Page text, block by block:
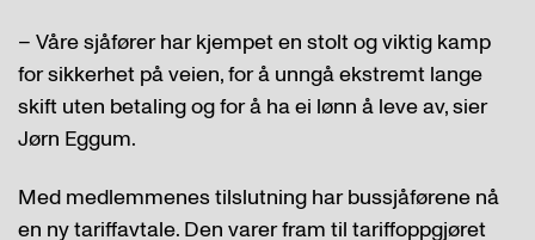
– Våre sjåfører har kjempet en stolt og viktig kamp
for sikkerhet på veien, for å unngå ekstremt lange
skift uten betaling og for å ha ei lønn å leve av, sier
Jørn Eggum.
Med medlemmenes tilslutning har bussjåførene nå
en ny tariffavtale. Den varer fram til tariffoppgjøret